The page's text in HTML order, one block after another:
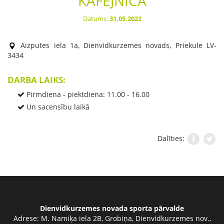
Datums:31.05.2022
Aizputes iela 1a, Dienvidkurzemes novads, Priekule LV-
3434
DARBA LAIKS:
Pirmdiena - piektdiena: 11.00 - 16.00
Un sacensību laikā
Dalīties:
Dienvidkurzemes novada sporta pārvalde
Adrese: M. Namiķa iela 2B, Grobiņa, Dienvidkurzemes nov.,